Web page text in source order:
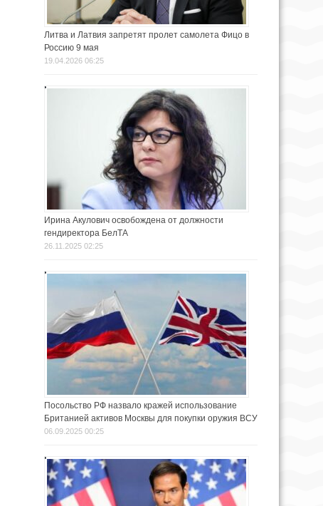
Литва и Латвия запретят пролет самолета Фицо в
Россию 9 мая
19.04.2026 06:25
Ирина Акулович освобождена от должности
гендиректора БелТА
26.11.2025 02:25
Посольство РФ назвало кражей использование
Британией активов Москвы для покупки оружия ВСУ
06.09.2025 00:25